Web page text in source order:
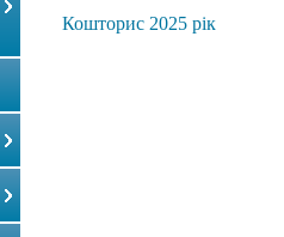
Кошторис 2025 рік